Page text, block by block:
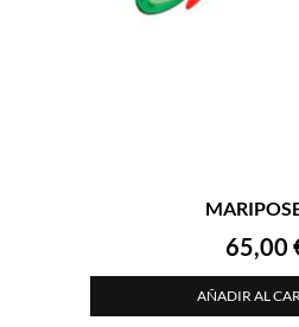
65,00
AÑADIR AL